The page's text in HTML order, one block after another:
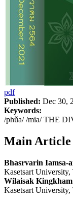
pdf
Published: Dec 30,
Keywords:
/phǔa/ /mia/ THE
Main Article
Bhasrvarin Iamsa-
Kasetsart University,
Wilaisak Kingkham
Kasetsart University,